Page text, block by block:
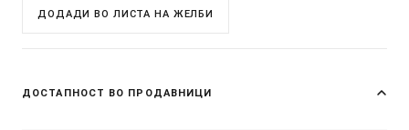
ДОДАДИ ВО ЛИСТА НА ЖЕЛБИ
ДОСТАПНОСТ ВО ПРОДАВНИЦИ